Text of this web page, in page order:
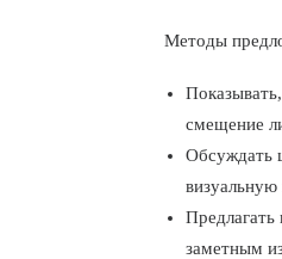
Методы
смещение
Обсуждать
визуальную
заметным